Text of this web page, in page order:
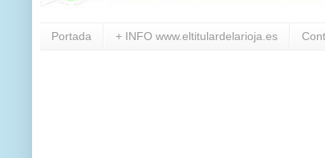
Portada + INFO www.eltitulardelarioja.es